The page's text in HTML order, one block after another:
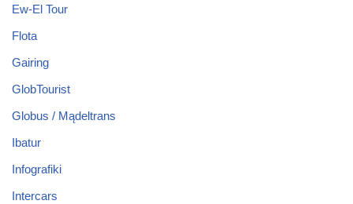
Ew-El Tour
Flota
Gairing
GlobTourist
Globus / Mądeltrans
Ibatur
Infografiki
Intercars